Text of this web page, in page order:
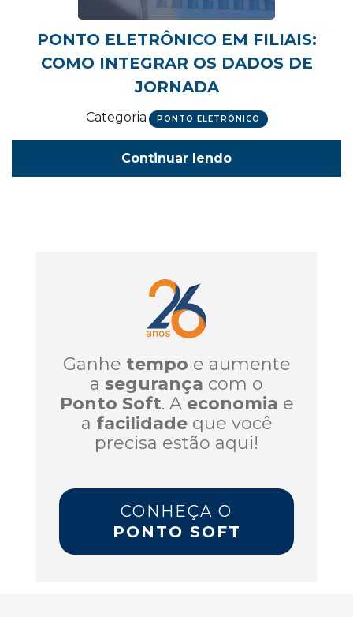
PONTO ELETRÔNICO EM FILIAIS:
COMO INTEGRAR OS DADOS DE
JORNADA
Categoria PONTO ELETRÔNICO
Continuar lendo
Ganhe tempo e aumente
a segurança com o
Ponto Soft. A economia e
a facilidadeque você
precisa estão aqui!
CONHEÇA O
PONTO SOFT